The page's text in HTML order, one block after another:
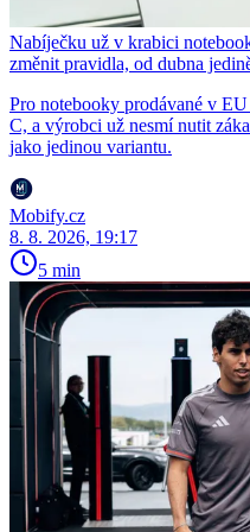
Nabíječku už v krabici
změnit pravidla, od dubna
Pro notebooky prodávané v
C, a výrobci už nesmí nutit
jako jedinou variantu.
Mobify.cz
8. 8. 2026, 19:17
5 min